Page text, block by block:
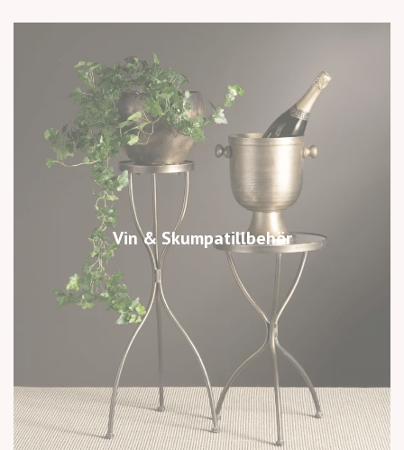
Vin & Skumpatillbehör